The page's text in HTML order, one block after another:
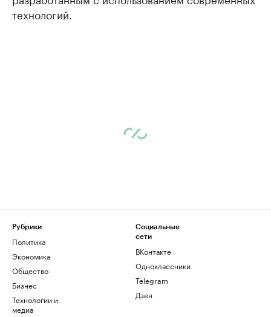
технологий.
Рубрики
Политика
Экономика
Общество
Бизнес
Технологии и
медиа
Социальные
сети
ВКонтакте
Одноклассники
Telegram
Дзен